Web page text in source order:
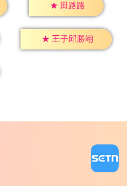
★ 田路路
★ 王子邱勝翊